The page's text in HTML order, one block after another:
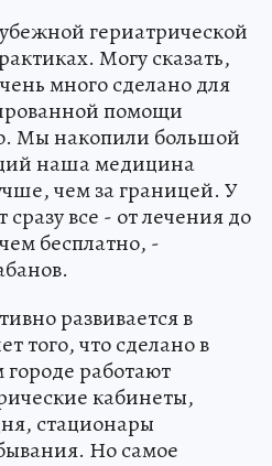
гериатрической
Могу сказать,
много сделано для
помощи
Мы накопили большой
наша медицина
чем за границей. У
все - от лечения до
бесплатно, -
развивается в
того, что сделано в
работают
кабинеты,
стационары
Но самое